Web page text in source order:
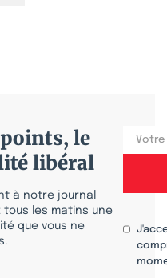
le
libéral
à notre journal
tous les matins une
que vous ne